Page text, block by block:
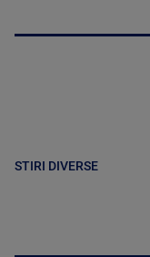
STIRI DIVERSE